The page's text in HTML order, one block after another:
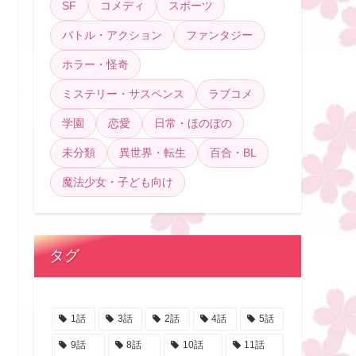
SF コメディ スポーツ
バトル・アクション ファンタジー
ホラー・怪奇
ミステリー・サスペンス ラブコメ
学園 恋愛 日常・ほのぼの
未分類 異世界・転生 百合・BL
魔法少女・子ども向け
タグ
1話 3話 2話 4話 5話
9話 8話 10話 11話